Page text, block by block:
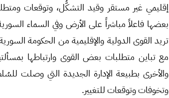
إقليمي غير مستقر وقيد التشكُّل، وتوقعات
بعضها فاعلاً مباشراً على الأرض وفي السماء
تريد القوى الدولية والإقليمية من الحكومة
مع تباين متطلبات بعض القوى وارتباطها
والأخرى بطبيعة الإدارة الجديدة التي وصلت
وتخوفات وتوقعات للتغيير.